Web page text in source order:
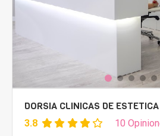
DORSIA CLINICAS DE ESTETICA
3.8 10